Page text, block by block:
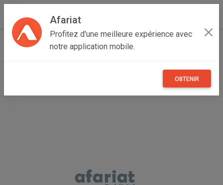
Afariat
Profitez d'une meilleure expérience avec
notre application mobile.
OBTENIR
Accueil Immobilier Cap bon - Sahel